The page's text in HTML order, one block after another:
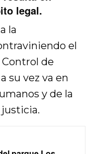
legal.
la
el
de
su vez va en
y de la